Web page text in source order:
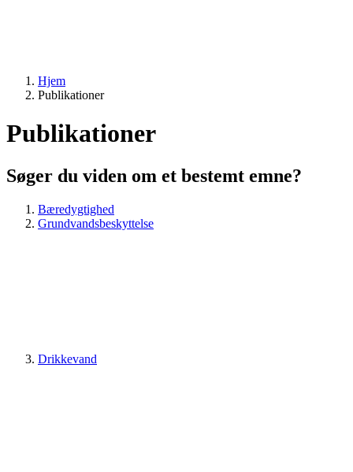
Hjem
Publikationer
Publikationer
Søger du viden om et bestemt emne?
Bæredygtighed
Grundvandsbeskyttelse
Drikkevand